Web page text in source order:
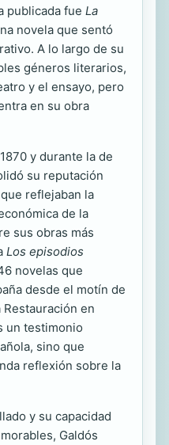
publicada fue La
novela que sentó
A lo largo de su
géneros literarios,
y el ensayo, pero
en su obra
y durante la de
su reputación
reflejaban la
de la
sus obras más
Los episodios
novelas que
desde el motín de
en
un testimonio
sino que
reflexión sobre la
y su capacidad
Galdós